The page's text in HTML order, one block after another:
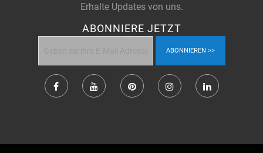
Erhalte Updates von uns.
ABONNIERE JETZT
ABONNIEREN